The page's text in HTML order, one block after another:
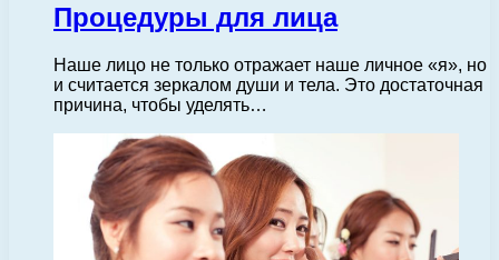
Процедуры для лица
Наше лицо не только отражает наше личное «я», но
и считается зеркалом души и тела. Это достаточная
причина, чтобы уделять…